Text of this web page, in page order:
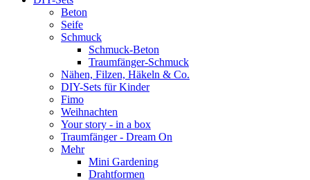
Beton
Seife
Schmuck
Schmuck-Beton
Traumfänger-Schmuck
Nähen, Filzen, Häkeln & Co.
DIY-Sets für Kinder
Fimo
Weihnachten
Your story - in a box
Traumfänger - Dream On
Mehr
Mini Gardening
Drahtformen